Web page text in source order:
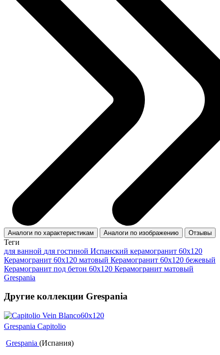
Аналоги по характеристикам Аналоги по изображению Отзывы
Теги
для ванной для гостиной Испанский керамогранит 60x120
Керамогранит 60x120 матовый Керамогранит 60х120 бежевый
Керамогранит под бетон 60x120 Керамогранит матовый
Grespania
Другие коллекции Grespania
Grespania Capitolio
Grespania (Испания)